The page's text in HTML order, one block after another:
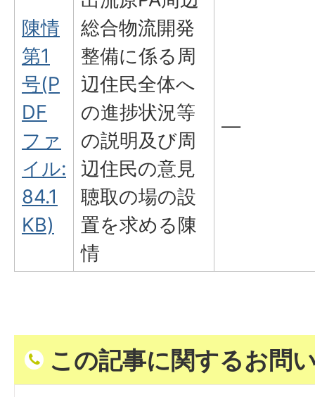
陳情
第1
号(P
DF
ファ
イル:
84.1
KB)
総合物流開発
整備に係る周
辺住民全体へ
の進捗状況等
の説明及び周
辺住民の意見
聴取の場の設
置を求める陳
情
―
この記事に関するお問